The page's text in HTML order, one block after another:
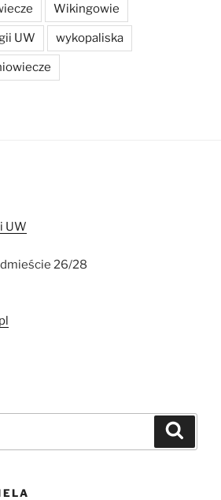
Wikingowie
UW wykopaliska
UW
26/28